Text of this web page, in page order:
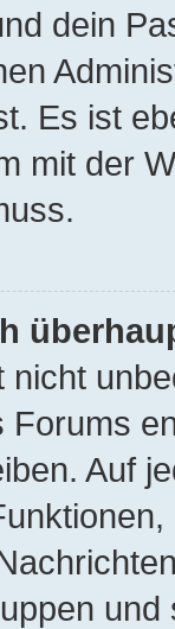
dein
Es ist
mit der
nicht
Forums
Auf